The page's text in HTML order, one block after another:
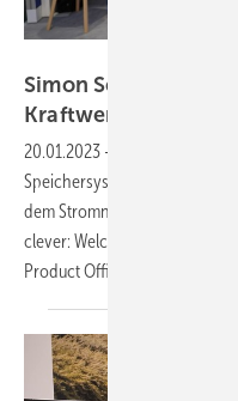
Simon Schweda von
Kraftwerke treiben
20.01.2023 -
Speichersysteme - Virtuelle
dem Stromnetz und dem
clever: Welche Vorteile das
Product Officer für virtuelle